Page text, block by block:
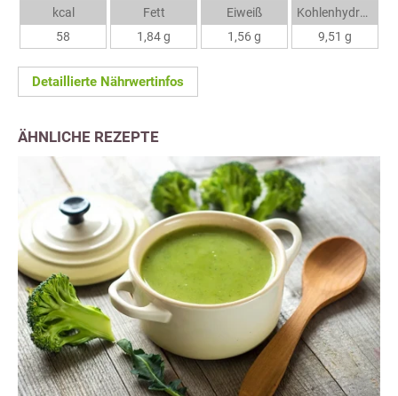
kcal
58
Fett
1,84 g
Eiweiß
1,56 g
Kohlenhydrate
9,51 g
Detaillierte Nährwertinfos
ÄHNLICHE REZEPTE